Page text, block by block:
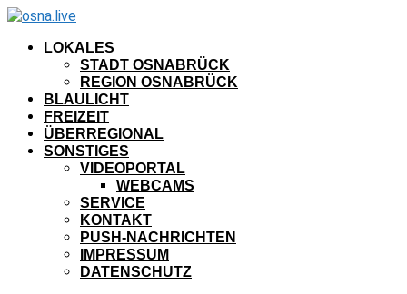
LOKALES
STADT OSNABRÜCK
REGION OSNABRÜCK
BLAULICHT
FREIZEIT
ÜBERREGIONAL
SONSTIGES
VIDEOPORTAL
WEBCAMS
SERVICE
KONTAKT
PUSH-NACHRICHTEN
IMPRESSUM
DATENSCHUTZ